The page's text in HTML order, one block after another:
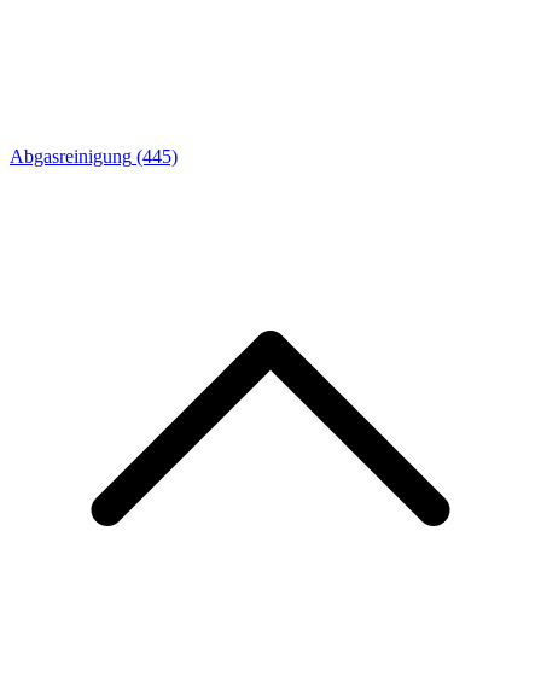
Abgasreinigung (445)